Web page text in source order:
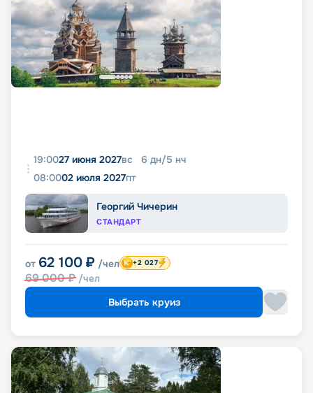
19:0027 июня 2027вс 6 дн/5 нч
08:0002 июля 2027пт
Георгий Чичерин
СТАНДАРТ
от 62 100 ₽ /чел
69 000₽ /чел
+2 027
Выбрать круиз